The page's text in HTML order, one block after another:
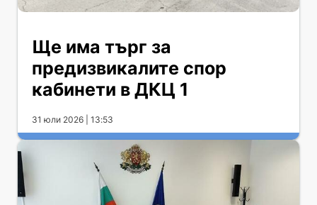
Ще има търг за
предизвикалите спор
кабинети в ДКЦ 1
31 юли 2026 | 13:53